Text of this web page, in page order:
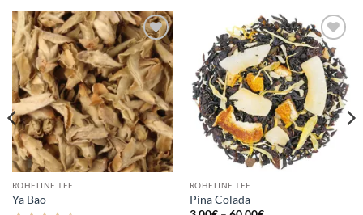
Lisa
lemmikuks
ROHELINE TEE
Ya Bao
Lisa
lemmikuks
ROHELINE TEE
Pina Colada